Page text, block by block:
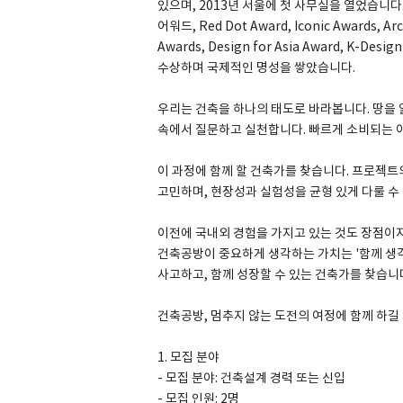
있으며, 2013년 서울에 첫 사무실을 열었습니
어워드, Red Dot Award, Iconic Awards,
Awards, Design for Asia Award, K-Design
수상하며 국제적인 명성을 쌓았습니다.
우리는 건축을 하나의 태도로 바라봅니다. 땅
속에서 질문하고 실천합니다. 빠르게 소비되는
이 과정에 함께 할 건축가를 찾습니다. 프로젝
고민하며, 현장성과 실험성을 균형 있게 다룰
이전에 국내외 경험을 가지고 있는 것도 장점
건축공방이 중요하게 생각하는 가치는 '함께
사고하고, 함께 성장할 수 있는 건축가를 찾습니
건축공방, 멈추지 않는 도전의 여정에 함께 하길
1. 모집 분야
- 모집 분야: 건축설계 경력 또는 신입
- 모집 인원: 2명